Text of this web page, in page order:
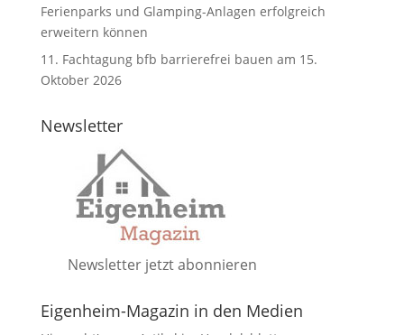
Ferienparks und Glamping-Anlagen erfolgreich
erweitern können
11. Fachtagung bfb barrierefrei bauen am 15.
Oktober 2026
Newsletter
Newsletter jetzt abonnieren
Eigenheim-Magazin in den Medien